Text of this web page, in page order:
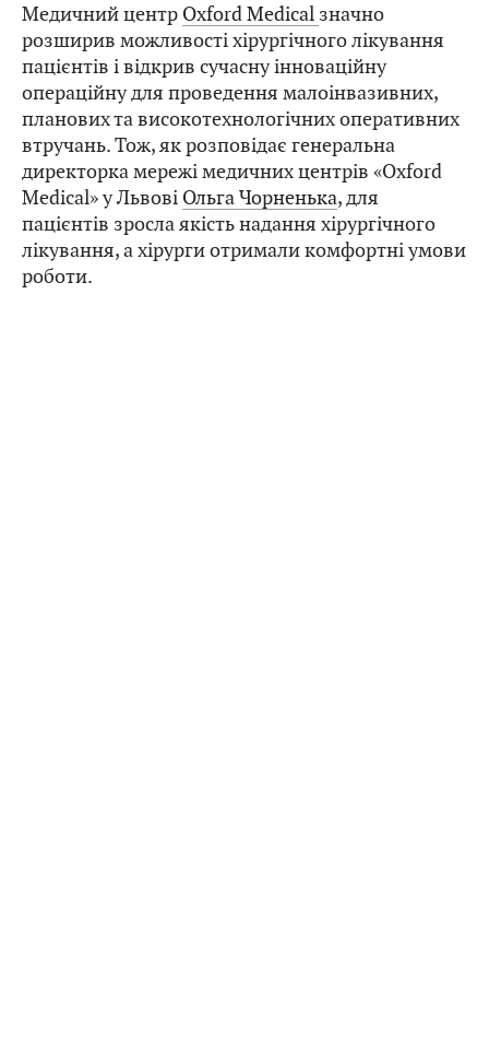
Медичний центр Oxford Medical значно
розширив можливості хірургічного лікування
пацієнтів і відкрив сучасну інноваційну
операційну для проведення малоінвазивних,
планових та високотехнологічних оперативних
втручань. Тож, як розповідає генеральна
директорка мережі медичних центрів «Oxford
Medical» у Львові Ольга Чорненька, для
пацієнтів зросла якість надання хірургічного
лікування, а хірурги отримали комфортні умови
роботи.